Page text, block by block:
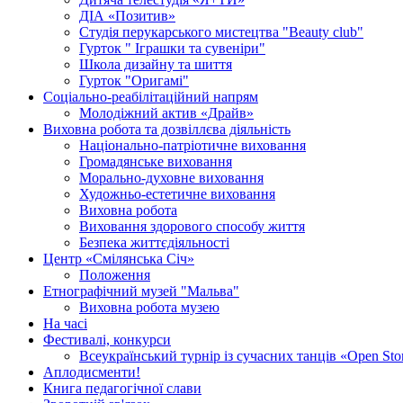
ДІА «Позитив»
Студія перукарського мистецтва "Beauty club"
Гурток " Іграшки та сувеніри"
Школа дизайну та шиття
Гурток "Оригамі"
Соціально-реабілітаційний напрям
Молодіжний актив «Драйв»
Виховна робота та дозвіллєва діяльність
Національно-патріотичне виховання
Громадянське виховання
Морально-духовне виховання
Художньо-естетичне виховання
Виховна робота
Виховання здорового способу життя
Безпека життєдіяльності
Центр «Смілянська Січ»
Положення
Етнографічний музей "Мальва"
Виховна робота музею
На часі
Фестивалі, конкурси
Всеукраїнський турнір із сучасних танців «Open
Аплодисменти!
Книга педагогічної слави